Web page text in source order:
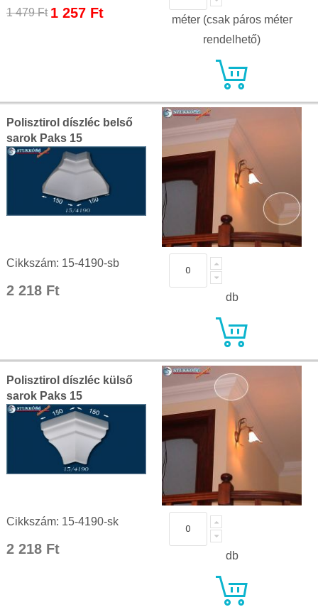
1 479 Ft Special
1 257 Ft
méter (csak páros méter
rendelhető)
Polisztirol díszléc belső
sarok Paks 15
Cikkszám: 15-4190-sb
2 218 Ft db
Polisztirol díszléc külső
sarok Paks 15
Cikkszám: 15-4190-sk
2 218 Ft db